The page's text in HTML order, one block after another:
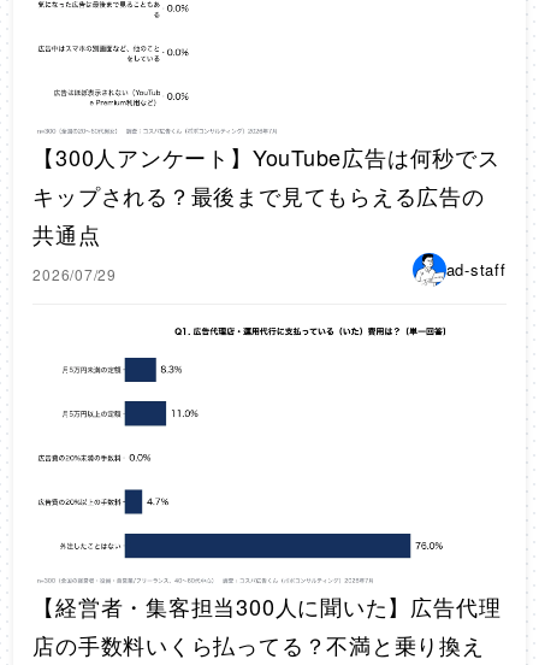
【300人アンケート】YouTube広告は何秒でス
キップされる？最後まで見てもらえる広告の
共通点
2026/07/29 ad-staff
【経営者・集客担当300人に聞いた】広告代理
店の手数料いくら払ってる？不満と乗り換え